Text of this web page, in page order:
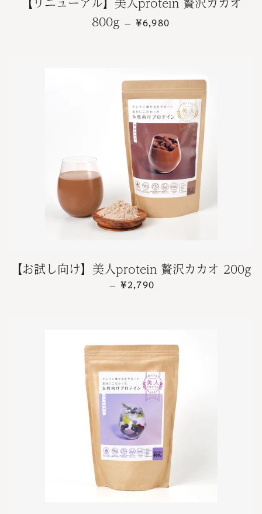
800g — 通常価格
¥6,980
【お試し向け】美人protein 贅沢カカオ 200g
— 通常価格
¥2,790